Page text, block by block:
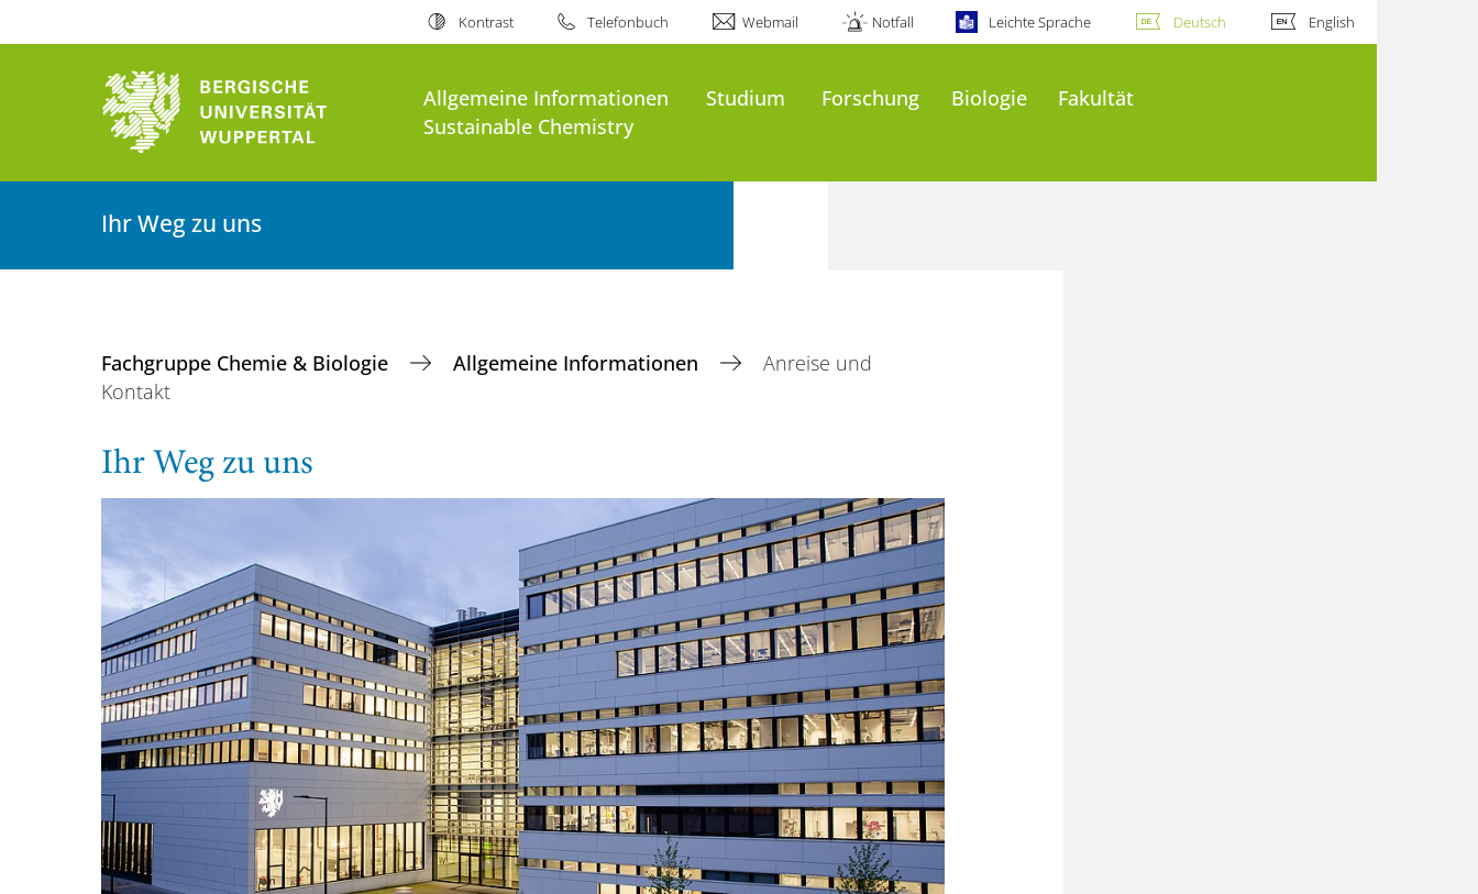
Kontrast Telefonbuch Webmail Notfall Leichte Sprache Deutsch English
Allgemeine Informationen Studium Forschung Biologie
Fakultät
Sustainable Chemistry
Ihr Weg zu uns
Fachgruppe Chemie & Biologie Allgemeine Informationen
Anreise und
Kontakt
Ihr Weg zu uns